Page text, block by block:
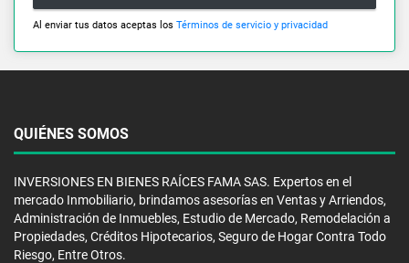
Al enviar tus datos aceptas los Términos de servicio y privacidad
QUIÉNES SOMOS
INVERSIONES EN BIENES RAÍCES FAMA SAS. Expertos en el
mercado Inmobiliario, brindamos asesorías en Ventas y Arriendos,
Administración de Inmuebles, Estudio de Mercado, Remodelación a
Propiedades, Créditos Hipotecarios, Seguro de Hogar Contra Todo
Riesgo, Entre Otros.